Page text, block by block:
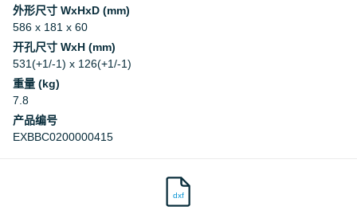
外形尺寸 WxHxD (mm)
586 x 181 x 60
开孔尺寸 WxH (mm)
531(+1/-1) x 126(+1/-1)
重量 (kg)
7.8
产品编号
EXBBC0200000415
dxf